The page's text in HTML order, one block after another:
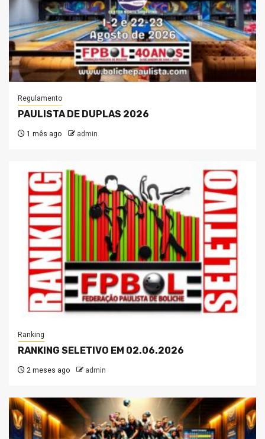
Regulamento
PAULISTA DE DUPLAS 2026
1 mês ago admin
Ranking
RANKING SELETIVO EM 02.06.2026
2 meses ago admin